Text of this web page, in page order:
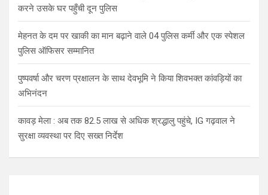
करने उसके घर पहुँची दून पुलिस
मेहनत के दम पर खाकी का मान बढ़ाने वाले 04 पुलिस कर्मी और एक स्पेशल
पुलिस ऑफिसर सम्मानित
पुष्पवर्षा और चरण प्रक्षालन के साथ देवभूमि ने किया शिवभक्त कांवड़ियों का
अभिनंदन
कावड़ मेला : अब तक 82.5 लाख से अधिक श्रद्धालु पहुंचे, IG गढ़वाल ने
सुरक्षा व्यवस्था पर दिए सख्त निर्देश